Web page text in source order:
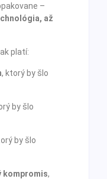
–
až
platí:
, ktorý by šlo
by šlo
by šlo
kompromis,